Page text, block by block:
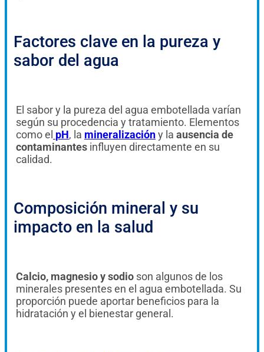
Factores clave en la pureza y
sabor del agua
El sabor y la pureza del agua embotellada varían
según su procedencia y tratamiento. Elementos
como el pH, la mineralizacióny la ausencia de
contaminantes influyen directamente en su
calidad.
Composición mineral y su
impacto en la salud
Calcio, magnesio y sodio son algunos de los
minerales presentes en el agua embotellada. Su
proporción puede aportar beneficios para la
hidratación y el bienestar general.